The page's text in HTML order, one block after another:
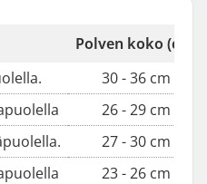
Polven koko (cm)
30 - 36 cm
26 - 29 cm
27 - 30 cm
23 - 26 cm